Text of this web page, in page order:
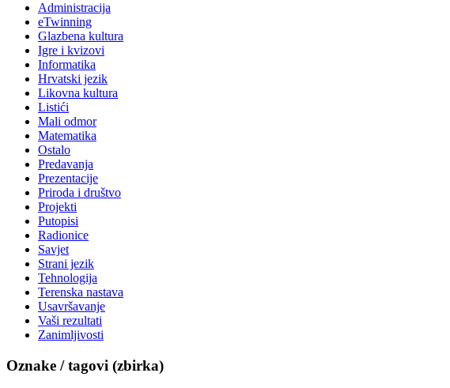
Administracija
eTwinning
Glazbena kultura
Igre i kvizovi
Informatika
Hrvatski jezik
Likovna kultura
Listići
Mali odmor
Matematika
Ostalo
Predavanja
Prezentacije
Priroda i društvo
Projekti
Putopisi
Radionice
Savjet
Strani jezik
Tehnologija
Terenska nastava
Usavršavanje
Vaši rezultati
Zanimljivosti
Oznake / tagovi (zbirka)